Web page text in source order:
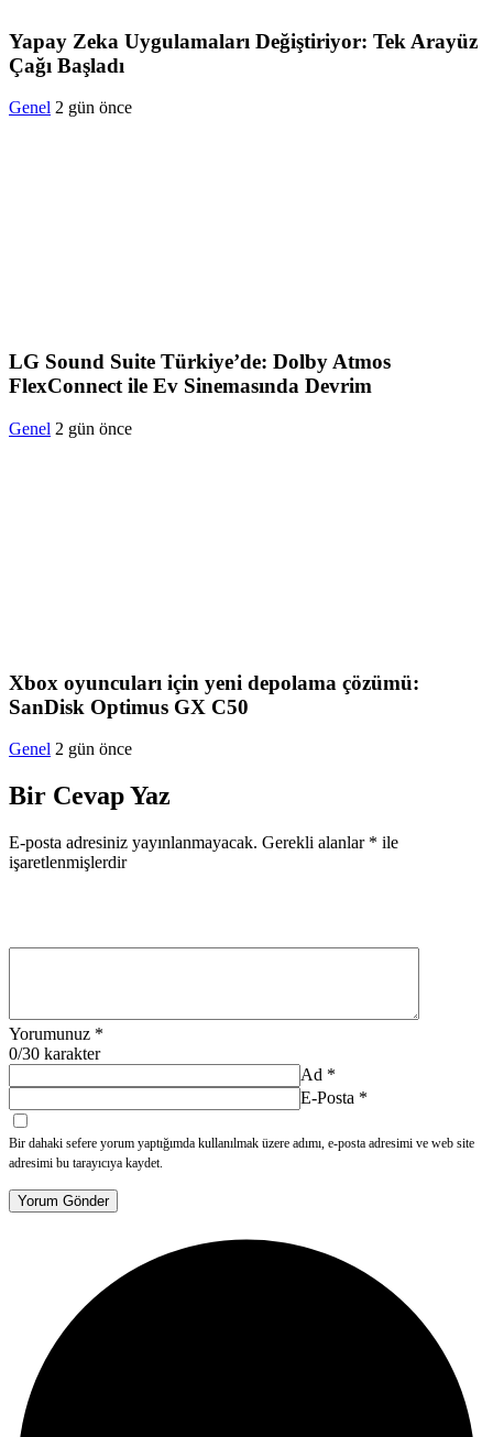
Yapay Zeka Uygulamaları Değiştiriyor: Tek Arayüz
Çağı Başladı
Genel 2 gün önce
LG Sound Suite Türkiye’de: Dolby Atmos
FlexConnect ile Ev Sinemasında Devrim
Genel 2 gün önce
Xbox oyuncuları için yeni depolama çözümü:
SanDisk Optimus GX C50
Genel 2 gün önce
Bir Cevap Yaz
E-posta adresiniz yayınlanmayacak. Gerekli alanlar * ile
işaretlenmişlerdir
Yorumunuz *
0/30 karakter
Ad *
E-Posta *
Bir dahaki sefere yorum yaptığımda kullanılmak üzere adımı, e-posta adresimi ve web site
adresimi bu tarayıcıya kaydet.
Yorum Gönder